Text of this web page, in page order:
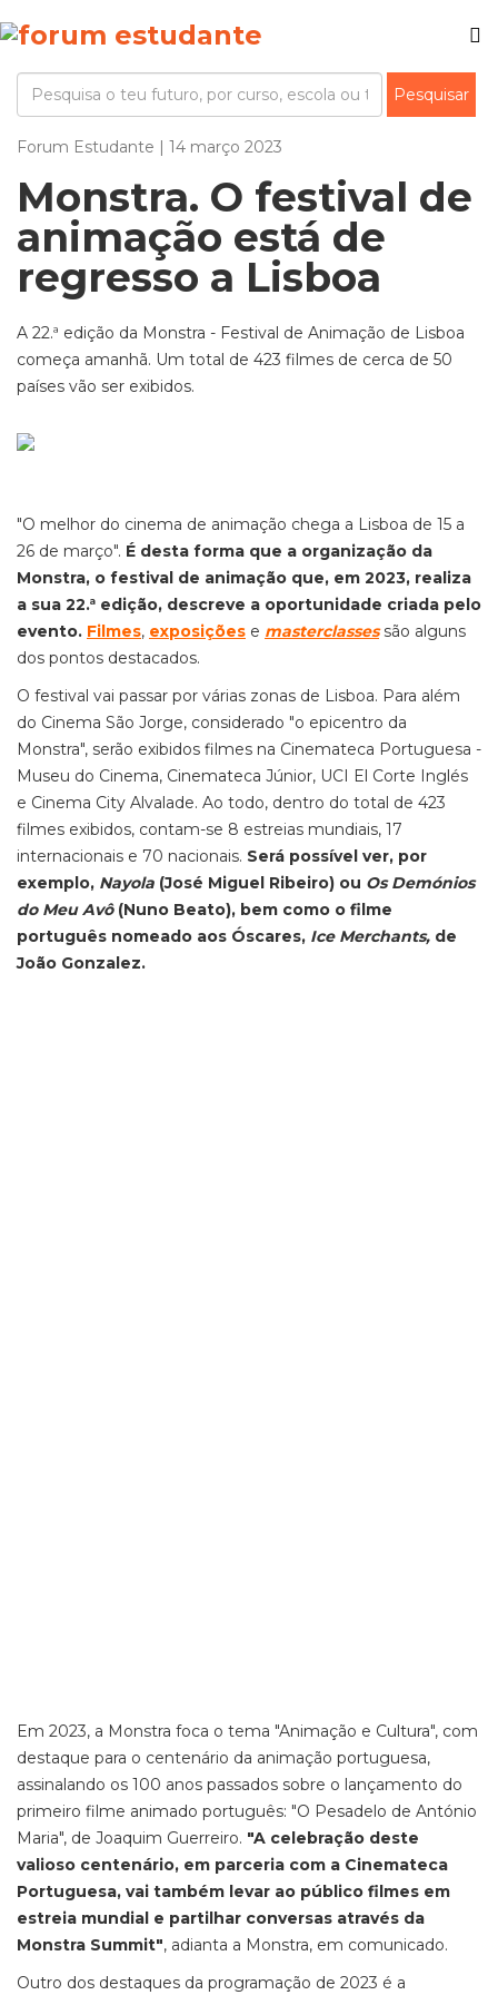
Forum Estudante | 14 março 2023
Monstra. O festival de
animação está de
regresso a Lisboa
A 22.ª edição da Monstra - Festival de Animação de Lisboa
começa amanhã. Um total de 423 filmes de cerca de 50
países vão ser exibidos.
"O melhor do cinema de animação chega a Lisboa de 15 a
26 de março". É desta forma que a organização da
Monstra, o festival de animação que, em 2023, realiza
a sua 22.ª edição, descreve a oportunidade criada pelo
evento. Filmes, exposições e masterclasses são alguns
dos pontos destacados.
O festival vai passar por várias zonas de Lisboa. Para além
do Cinema São Jorge, considerado "o epicentro da
Monstra", serão exibidos filmes na Cinemateca Portuguesa -
Museu do Cinema, Cinemateca Júnior, UCI El Corte Inglés
e Cinema City Alvalade. Ao todo, dentro do total de 423
filmes exibidos, contam-se 8 estreias mundiais, 17
internacionais e 70 nacionais. Será possível ver, por
exemplo, Nayola (José Miguel Ribeiro) ou Os Demónios
do Meu Avô(Nuno Beato), bem como o filme
português nomeado aos Óscares, Ice Merchants, de
João Gonzalez.
Em 2023, a Monstra foca o tema "Animação e Cultura", com
destaque para o centenário da animação portuguesa,
assinalando os 100 anos passados sobre o lançamento do
primeiro filme animado português: "O Pesadelo de António
Maria", de Joaquim Guerreiro. "A celebração deste
valioso centenário, em parceria com a Cinemateca
Portuguesa, vai também levar ao público filmes em
estreia mundial e partilhar conversas através da
Monstra Summit", adianta a Monstra, em comunicado.
Outro dos destaques da programação de 2023 é a